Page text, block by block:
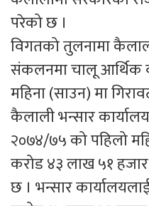
परेको छ ।
विगतको तुलनामा
संकलनमा चालू आर्थिक
महिना (साउन) मा
कैलाली भन्सार
२०७४/७५ को पहिलो
करोड ४३ लाख ५१
छ । भन्सार